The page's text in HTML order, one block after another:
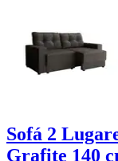
Sofá 2
Grafite 140